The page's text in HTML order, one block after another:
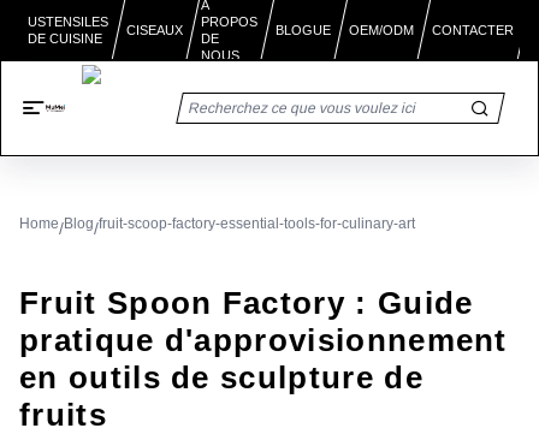
USTENSILES
DE CUISINE
CISEAUX
À
PROPOS
DE
NOUS
BLOGUE OEM/ODM CONTACTER
Home/Blog/fruit-scoop-factory-essential-tools-for-culinary-art
Fruit Spoon Factory : Guide
pratique d'approvisionnement
en outils de sculpture de
fruits